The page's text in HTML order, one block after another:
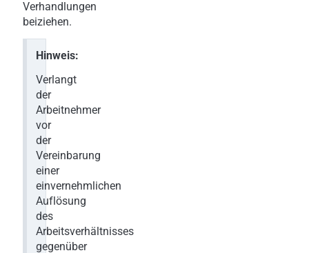
Verhandlungen
beiziehen.
Hinweis:
Verlangt
der
Arbeitnehmer
vor
der
Vereinbarung
einer
einvernehmlichen
Auflösung
des
Arbeitsverhältnisses
gegenüber